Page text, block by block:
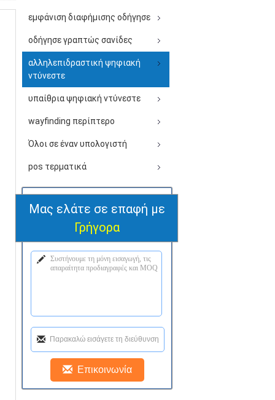
εμφάνιση διαφήμισης οδήγησε
οδήγησε γραπτώς σανίδες
αλληλεπιδραστική ψηφιακή
ντύνεστε
υπαίθρια ψηφιακή ντύνεστε
wayfinding περίπτερο
Όλοι σε έναν υπολογιστή
pos τερματικά
Μας ελάτε σε επαφή με
Γρήγορα